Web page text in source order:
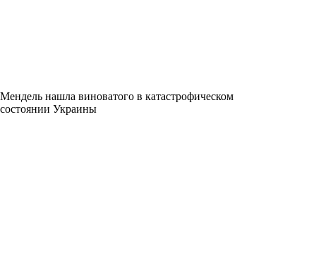
Мендель нашла виноватого в катастрофическом
состоянии Украины